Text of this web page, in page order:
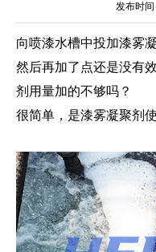
发布时间
向喷漆水槽中投加漆雾
然后再加了点还是没有
剂用量加的不够吗？
很简单，是漆雾凝聚剂